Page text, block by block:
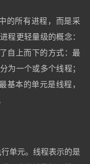
的所有进程，而是采
程更轻量级的概念：
自上而下的方式：最
为一个或多个线程；
基本的单元是线程，
单元。线程表示的是